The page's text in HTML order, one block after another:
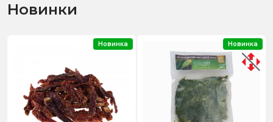
Новинки
Новинка Новинка